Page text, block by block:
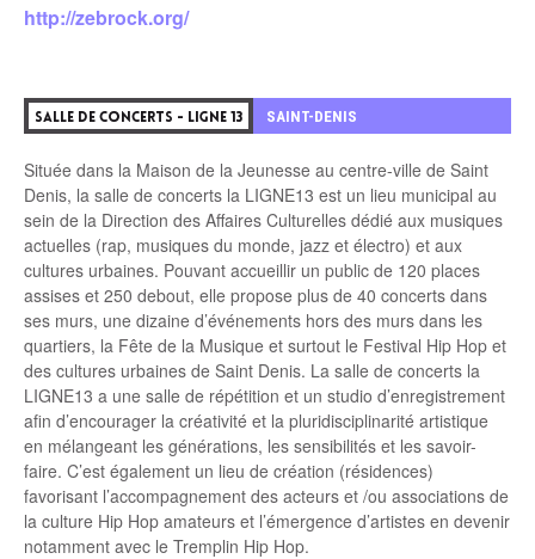
http://zebrock.org/
SALLE DE CONCERTS - LIGNE 13 SAINT-DENIS
Située dans la Maison de la Jeunesse au centre-ville de Saint
Denis, la salle de concerts la LIGNE13 est un lieu municipal au
sein de la Direction des Affaires Culturelles dédié aux musiques
actuelles (rap, musiques du monde, jazz et électro) et aux
cultures urbaines. Pouvant accueillir un public de 120 places
assises et 250 debout, elle propose plus de 40 concerts dans
ses murs, une dizaine d’événements hors des murs dans les
quartiers, la Fête de la Musique et surtout le Festival Hip Hop et
des cultures urbaines de Saint Denis. La salle de concerts la
LIGNE13 a une salle de répétition et un studio d’enregistrement
afin d’encourager la créativité et la pluridisciplinarité artistique
en mélangeant les générations, les sensibilités et les savoir-
faire. C’est également un lieu de création (résidences)
favorisant l’accompagnement des acteurs et /ou associations de
la culture Hip Hop amateurs et l’émergence d’artistes en devenir
notamment avec le Tremplin Hip Hop.